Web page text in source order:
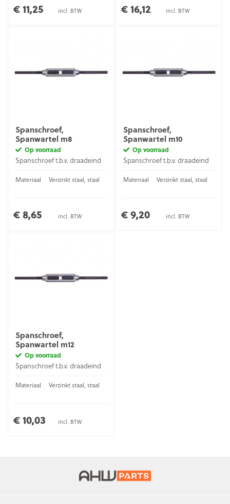
€ 11,25 incl. BTW € 16,12 incl. BTW
Spanschroef,
Spanwartel m8
Op voorraad
Spanschroef t.b.v. draadeind
Materiaal Verzinkt staal, staal
€ 8,65 incl. BTW
Spanschroef,
Spanwartel m10
Op voorraad
Spanschroef t.b.v. draadeind
Materiaal Verzinkt staal, staal
€ 9,20 incl. BTW
Spanschroef,
Spanwartel m12
Op voorraad
Spanschroef t.b.v. draadeind
Materiaal Verzinkt staal, staal
€ 10,03 incl. BTW